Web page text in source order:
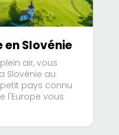
en Slovénie
air, vous
Slovénie au
pays connu
l'Europe vous